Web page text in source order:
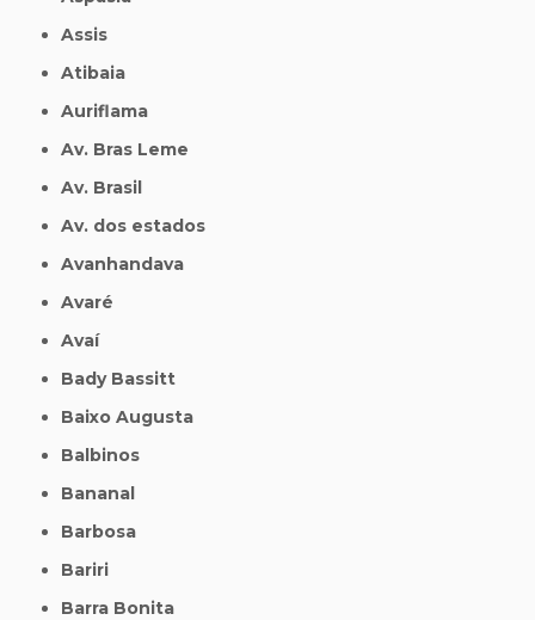
Assis
Atibaia
Auriflama
Av. Bras Leme
Av. Brasil
Av. dos estados
Avanhandava
Avaré
Avaí
Bady Bassitt
Baixo Augusta
Balbinos
Bananal
Barbosa
Bariri
Barra Bonita